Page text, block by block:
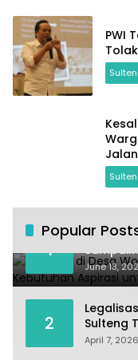
PWI
Jalan
Popular
1
Kundapil
untuk
June 13,
2
Sulteng
April 7, 2026